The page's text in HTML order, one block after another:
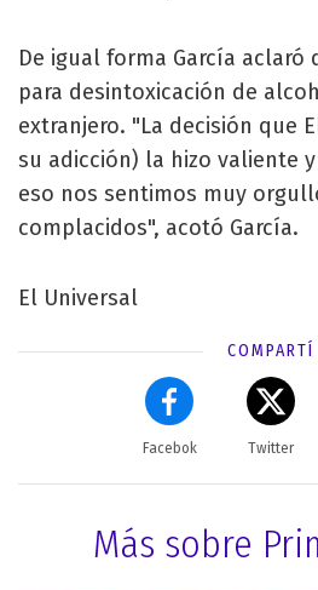
De igual forma García
para desintoxicación de
extranjero. "La decisión que
su adicción) la hizo valiente
eso nos sentimos muy
complacidos", acotó García.
El Universal
COMPARTÍ
Facebok Twitter
Más sobre